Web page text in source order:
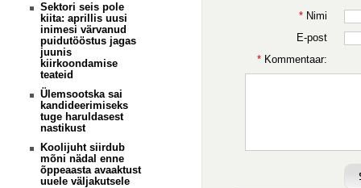
Sektori seis pole
kiita: aprillis uusi
inimesi värvanud
puidutööstus jagas
juunis
kiirkoondamise
teateid
Ülemsootska sai
kandideerimiseks
tuge haruldasest
nastikust
Koolijuht siirdub
mõni nädal enne
õppeaasta avaaktust
uuele väljakutsele
* Nimi
E-post
* Kommentaar: